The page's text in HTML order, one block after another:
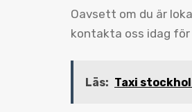
Oavsett om du är
kontakta oss idag
Läs: Taxi